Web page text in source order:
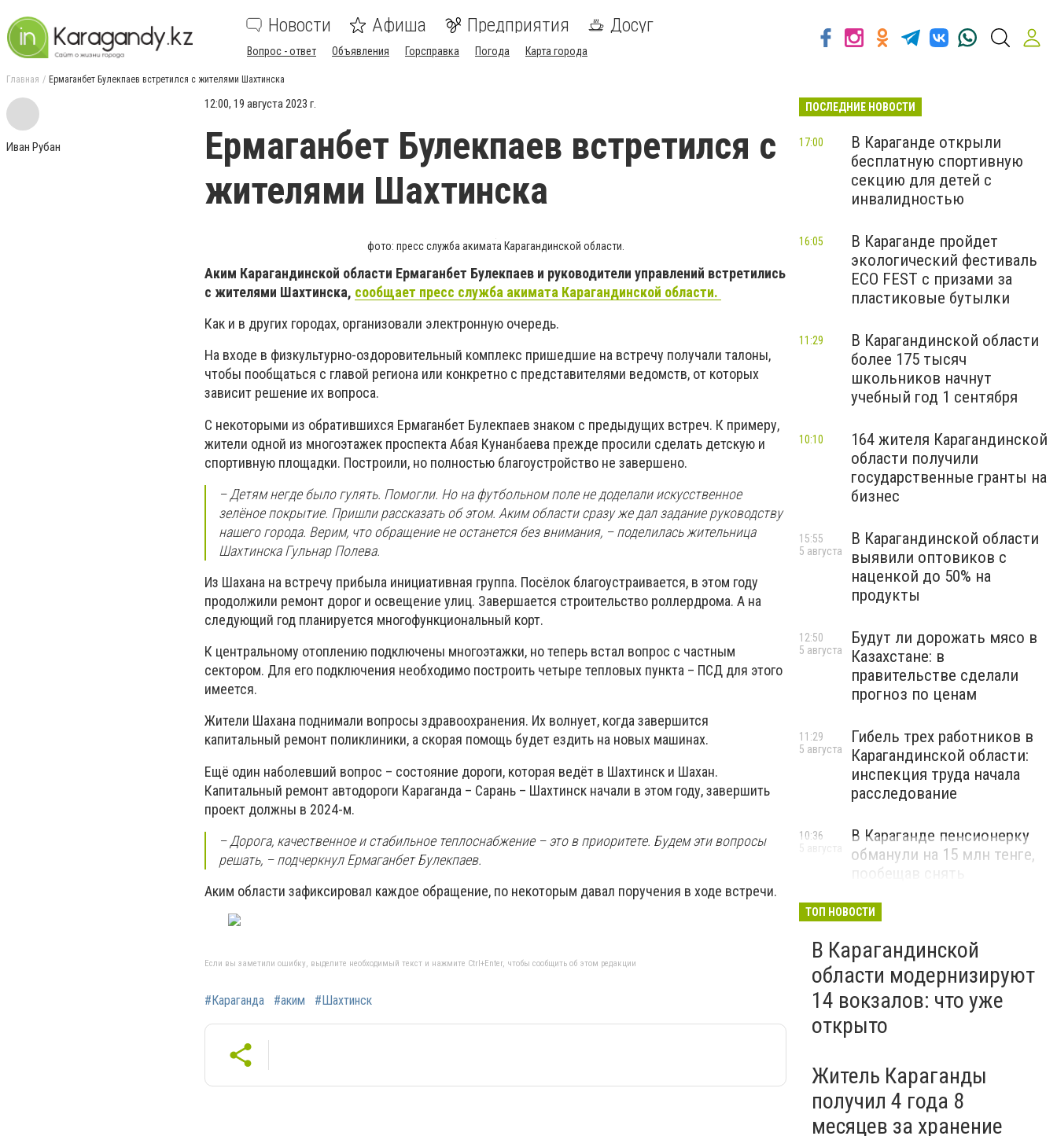
Новости Афиша Предприятия Досуг
Вопрос - ответ Объявления Горсправка Погода Карта города
Главная Ермаганбет Булекпаев встретился с жителями Шахтинска
Иван Рубан
12:00, 19 августа 2023 г.
Ермаганбет Булекпаев встретился с
жителями Шахтинска
фото: пресс служба акимата Карагандинской области.
Аким Карагандинской области Ермаганбет Булекпаев и руководители управлений встретились
с жителями Шахтинска, сообщает пресс служба акимата Карагандинской области.
Как и в других городах, организовали электронную очередь.
На входе в физкультурно-оздоровительный комплекс пришедшие на встречу получали талоны,
чтобы пообщаться с главой региона или конкретно с представителями ведомств, от которых
зависит решение их вопроса.
С некоторыми из обратившихся Ермаганбет Булекпаев знаком с предыдущих встреч. К примеру,
жители одной из многоэтажек проспекта Абая Кунанбаева прежде просили сделать детскую и
спортивную площадки. Построили, но полностью благоустройство не завершено.
– Детям негде было гулять. Помогли. Но на футбольном поле не доделали искусственное
зелёное покрытие. Пришли рассказать об этом. Аким области сразу же дал задание руководству
нашего города. Верим, что обращение не останется без внимания, – поделилась жительница
Шахтинска Гульнар Полева.
Из Шахана на встречу прибыла инициативная группа. Посёлок благоустраивается, в этом году
продолжили ремонт дорог и освещение улиц. Завершается строительство роллердрома. А на
следующий год планируется многофункциональный корт.
К центральному отоплению подключены многоэтажки, но теперь встал вопрос с частным
сектором. Для его подключения необходимо построить четыре тепловых пункта – ПСД для этого
имеется.
Жители Шахана поднимали вопросы здравоохранения. Их волнует, когда завершится
капитальный ремонт поликлиники, а скорая помощь будет ездить на новых машинах.
Ещё один наболевший вопрос – состояние дороги, которая ведёт в Шахтинск и Шахан.
Капитальный ремонт автодороги Караганда – Сарань – Шахтинск начали в этом году, завершить
проект должны в 2024-м.
– Дорога, качественное и стабильное теплоснабжение – это в приоритете. Будем эти вопросы
решать, – подчеркнул Ермаганбет Булекпаев.
Аким области зафиксировал каждое обращение, по некоторым давал поручения в ходе встречи.
Если вы заметили ошибку, выделите необходимый текст и нажмите Ctrl+Enter, чтобы сообщить об этом редакции
#Караганда #аким #Шахтинск
ПОСЛЕДНИЕ НОВОСТИ
В Караганде открыли
бесплатную спортивную
секцию для детей с
инвалидностью
17:00
В Караганде пройдет
экологический фестиваль
ECO FEST с призами за
пластиковые бутылки
16:05
В Карагандинской области
более 175 тысяч
школьников начнут
учебный год 1 сентября
11:29
164 жителя Карагандинской
области получили
государственные гранты на
бизнес
10:10
В Карагандинской области
выявили оптовиков с
наценкой до 50% на
продукты
15:55
5 августа
Будут ли дорожать мясо в
Казахстане: в
правительстве сделали
прогноз по ценам
12:50
5 августа
Гибель трех работников в
Карагандинской области:
инспекция труда начала
расследование
11:29
5 августа
В Караганде пенсионерку
обманули на 15 млн тенге,
пообещав снять
ВИДЕО
10:36
5 августа
ТОП НОВОСТИ
В Карагандинской
области модернизируют
14 вокзалов: что уже
открыто
Житель Караганды
получил 4 года 8
месяцев за хранение